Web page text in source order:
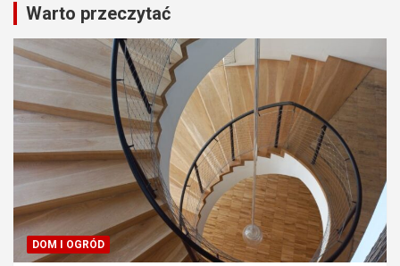
Warto przeczytać
DOM I OGRÓD